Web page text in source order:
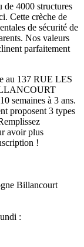
de 4000 structures
Cette crèche de
de sécurité de
Nos valeurs
parfaitement
au 137 RUE LES
semaines à 3 ans.
proposent 3 types
avoir plus
!
Billancourt
: